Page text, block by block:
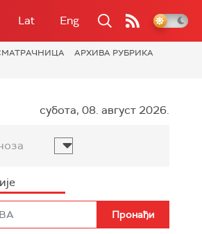
Lat Eng
АРХИВА РУБРИКА
субота, 08. август 2026.